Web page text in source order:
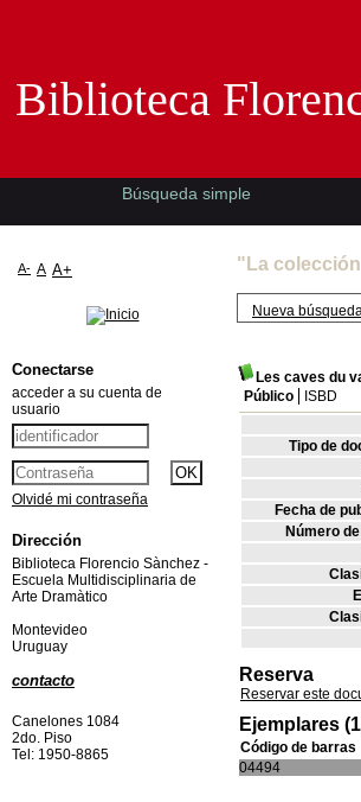
"La
Nueva
Les caves du
Público
ISBD
Tipo de
Fecha de
Número
Reserva
Reservar este
Ejemplares
Código de barras
04494
Biblioteca
Búsqueda simple
A- A A+
Conectarse
acceder a su cuenta de
usuario
Olvidé mi contraseña
Dirección
Biblioteca Florencio Sànchez -
Escuela Multidisciplinaria de
Arte Dramàtico
Montevideo
Uruguay
contacto
Canelones 1084
2do. Piso
Tel: 1950-8865